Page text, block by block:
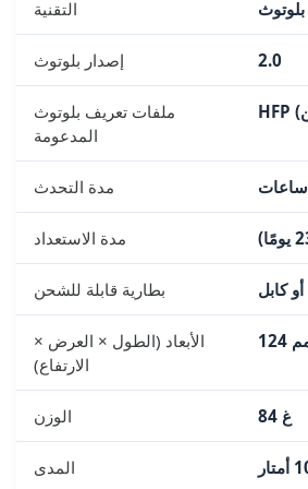
التقنية بلوتوث
إصدار بلوتوث 2.0
ملفات تعريف بلوتوث
المدعومة
مدة التحدث
مدة الاستعداد
بطارية قابلة للشحن
الأبعاد (الطول × العرض ×
الارتفاع)
الوزن 84 غ
المدى